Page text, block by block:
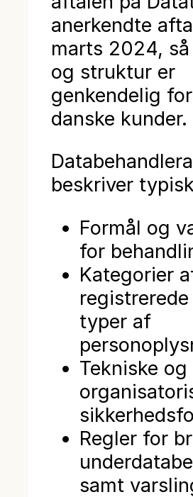
anerkendte
marts 2024,
og struktur er
genkendelig
danske kunder.
beskriver
Formål og
for
Kategorier
typer af
Tekniske og
Regler for
samt